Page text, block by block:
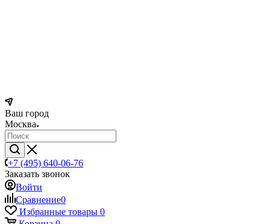
Ваш город
Москва
+7 (495) 640-06-76
Заказать звонок
Войти
Сравнение0
Избранные товары 0